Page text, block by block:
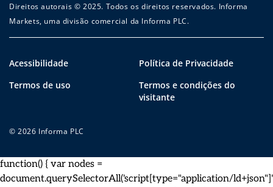
Direitos autorais © 2025. Todos os direitos reservados. Informa
Markets, uma divisão comercial da Informa PLC.
Acessibilidade
Política de Privacidade
Termos de uso
Termos e condições do
visitante
© 2026 Informa PLC
function() { var nodes =
document.querySelectorAll('script[type="application/